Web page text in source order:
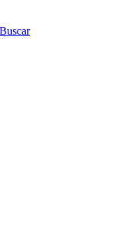
Buscar